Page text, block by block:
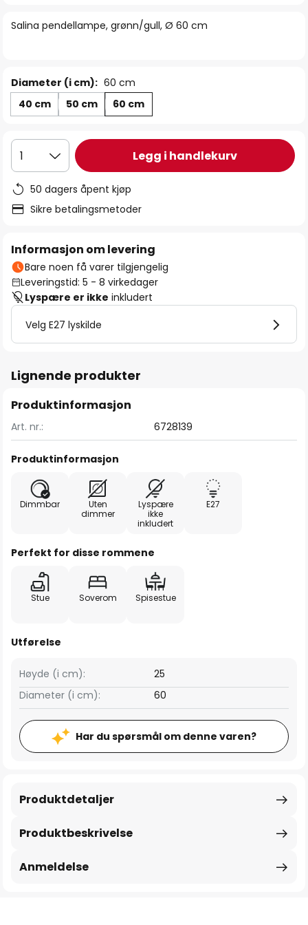
Salina pendellampe, grønn/gull, Ø 60 cm
Diameter (i cm): 60 cm
40 cm
50 cm 60 cm
1 Legg i handlekurv
50 dagers åpent kjøp
Sikre betalingsmetoder
Informasjon om levering
Bare noen få varer tilgjengelig
Leveringstid: 5 - 8 virkedager
Lyspære er ikke inkludert
Velg E27 lyskilde
Lignende produkter
Produktinformasjon
Art. nr.: 6728139
Produktinformasjon
Dimmbar
Uten
dimmer
Lyspære
ikke
inkludert
E27
Perfekt for disse rommene
Stue Soverom Spisestue
Utførelse
Høyde (i cm):
25
Diameter (i cm):
60
Har du spørsmål om denne varen?
Produktbeskrivelse
Produktdetaljer
Anmeldelse